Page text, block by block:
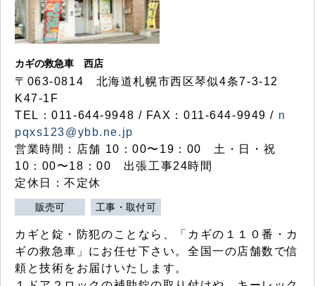
カギの救急車 西店
〒063-0814 北海道札幌市西区琴似4条7-3-12
K47-1F
TEL：011-644-9948 / FAX：011-644-9949 / n
pqxs123@ybb.ne.jp
営業時間：店舗 10：00〜19：00 土・日・祝
10：00〜18：00 出張工事24時間
定休日：不定休
販売可 工事・取付可
カギと錠・防犯のことなら、「カギの１１０番・カ
ギの救急車」にお任せ下さい。全国一の店舗数で信
頼と技術をお届けいたします。